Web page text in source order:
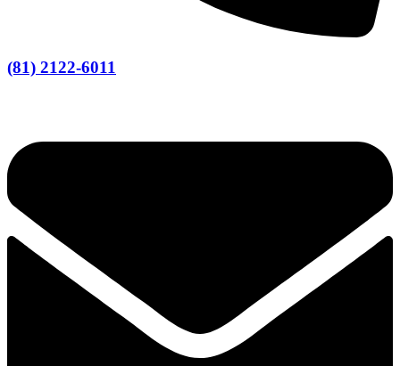
(81) 2122-6011